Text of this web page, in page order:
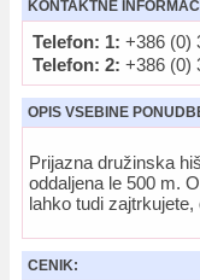
KONTAKTNE
Telefon: 1: +386 (0)
Telefon: 2: +386 (0)
OPIS VSEBINE
Prijazna družinska
oddaljena le 500 m.
lahko tudi
CENIK: